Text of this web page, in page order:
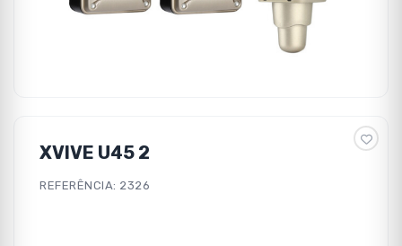
XVIVE U45 2
REFERÊNCIA: 2326